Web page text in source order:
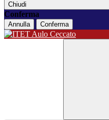
Chiudi
Conferma
Annulla Conferma